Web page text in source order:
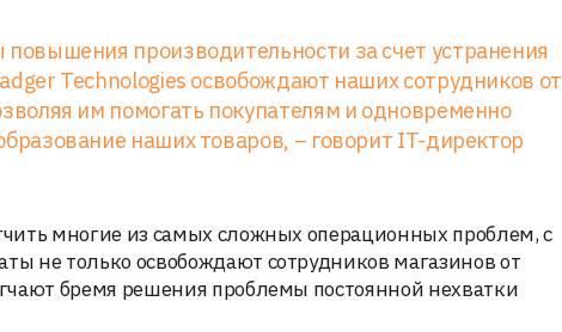
производительности за счет устранения
Technologies освобождают наших сотрудников от
им помогать покупателям и одновременно
наших товаров, – говорит IT-директор
многие из самых сложных операционных проблем, с
не только освобождают сотрудников магазинов от
бремя решения проблемы постоянной нехватки